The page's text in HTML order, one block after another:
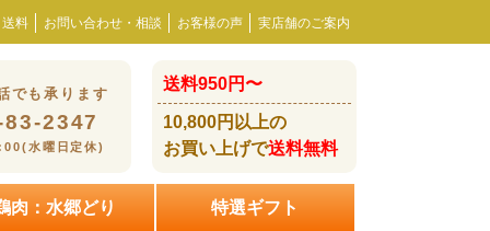
料 お問い合わせ・相談 お客様の声 実店舗のご案内
でも承ります
2347
水曜日定休)
送料950円〜
10,800円以上の
お買い上げで送料無料
肉：水郷どり 特選ギフト